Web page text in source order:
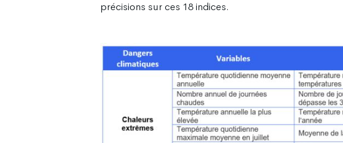
précisions sur ces 18 indices.